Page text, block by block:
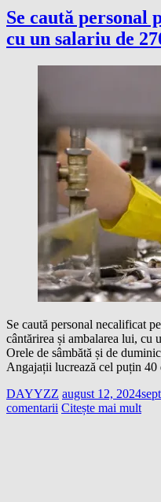
Se caută personal
cu un salariu de
Se caută personal necalificat
cântărirea și ambalarea lui, cu
Orele de sâmbătă și de
Angajații lucrează cel puțin 40
DAYYZZ august 12, 2024
comentarii Citește mai mult